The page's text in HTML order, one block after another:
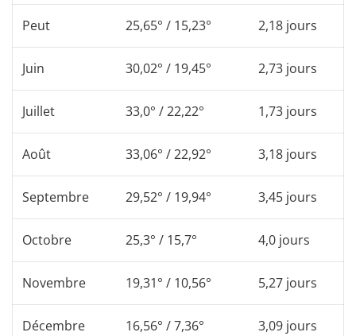
Peut 25,65° / 15,23° 2,18 jours
Juin 30,02° / 19,45° 2,73 jours
Juillet 33,0° / 22,22° 1,73 jours
Août 33,06° / 22,92° 3,18 jours
Septembre 29,52° / 19,94° 3,45 jours
Octobre 25,3° / 15,7° 4,0 jours
Novembre 19,31° / 10,56° 5,27 jours
Décembre 16,56° / 7,36° 3,09 jours